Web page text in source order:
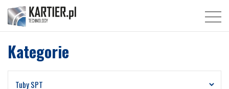
Kategorie